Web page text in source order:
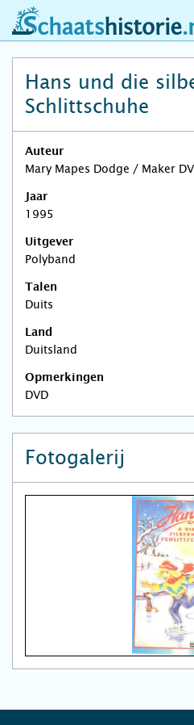
schaatshistorie.nl
Hans und die
Schlittschuhe
Auteur
Mary Mapes Dodge / Maker
Jaar
1995
Uitgever
Polyband
Talen
Duits
Land
Duitsland
Opmerkingen
DVD
Fotogalerij